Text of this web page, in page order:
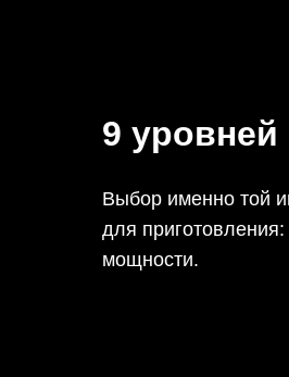
9
Выбор именно той
для
мощности.